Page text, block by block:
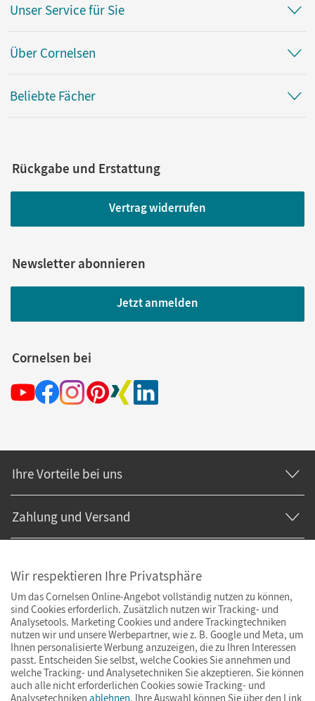
Unser Service für Sie
Über Cornelsen
Beliebte Fächer
Rückgabe und Erstattung
Vertrag widerrufen
Newsletter abonnieren
Jetzt anmelden
Cornelsen bei
Ihre Vorteile bei uns
Zahlung und Versand
Wir respektieren Ihre Privatsphäre
Um das Cornelsen Online-Angebot vollständig nutzen zu können,
sind Cookies erforderlich. Zusätzlich nutzen wir Tracking- und
Analysetools. Marketing Cookies und andere Trackingtechniken
nutzen wir und unsere Werbepartner, wie z. B. Google und Meta, um
Ihnen personalisierte Werbung anzuzeigen, die zu Ihren Interessen
passt. Entscheiden Sie selbst, welche Cookies Sie annehmen und
welche Tracking- und Analysetechniken Sie akzeptieren. Sie können
auch alle nicht erforderlichen Cookies sowie Tracking- und
Analysetechniken ablehnen. Ihre Auswahl können Sie über den Link